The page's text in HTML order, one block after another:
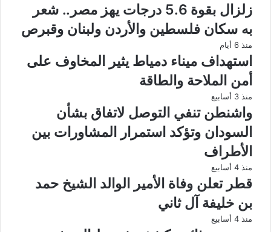
زلزال بقوة 5.6 درجات يهز مصر.. شعر
به سكان فلسطين والأردن ولبنان وقبرص
منذ 6 أيام
استهداف ميناء دمياط يثير المخاوف على
أمن الملاحة والطاقة
منذ 3 أسابيع
واشنطن تنفي التوصل لاتفاق بشأن
السودان وتؤكد استمرار المشاورات بين
الأطراف
منذ 4 أسابيع
قطر تعلن وفاة الأمير الوالد الشيخ حمد
بن خليفة آل ثاني
منذ 4 أسابيع